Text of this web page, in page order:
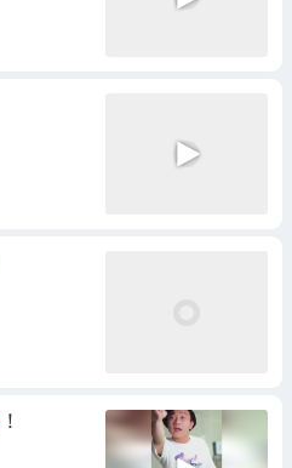
！